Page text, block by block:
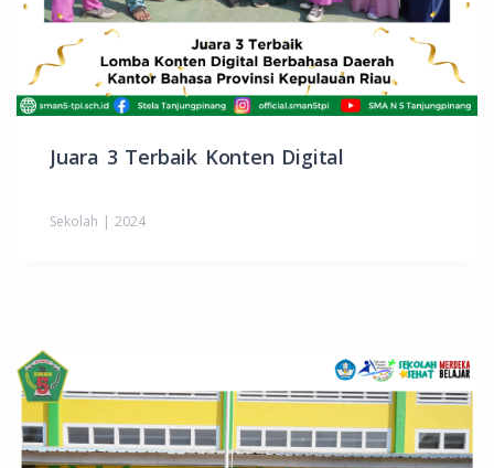
Juara 3 Terbaik Konten Digital
Sekolah | 2024